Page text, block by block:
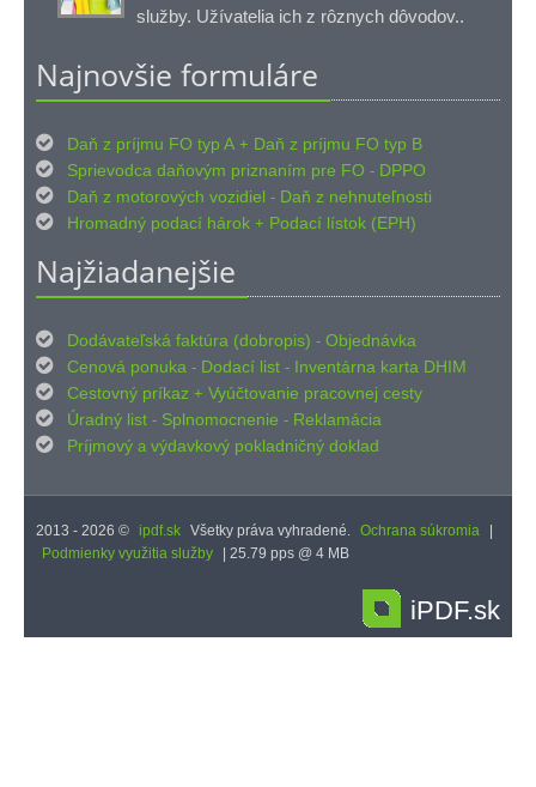
služby. Užívatelia ich z rôznych dôvodov..
Najnovšie formuláre
 Daň z príjmu FO typ A + Daň z príjmu FO typ B

Sprievodca daňovým priznaním pre FO - DPPO

Daň z motorových vozidiel - Daň z nehnuteľnosti

Hromadný podací hárok + Podací lístok (EPH)
Najžiadanejšie
 Dodávateľská faktúra (dobropis) - Objednávka

Cenová ponuka - Dodací list - Inventárna karta DHIM

Cestovný príkaz + Vyúčtovanie pracovnej cesty

Úradný list - Splnomocnenie - Reklamácia

Príjmový a výdavkový pokladničný doklad
2013 - 2026 © ipdf.sk Všetky práva vyhradené. Ochrana súkromia
Podmienky využitia služby
| 25.79 pps @ 4 MB
iPDF.sk